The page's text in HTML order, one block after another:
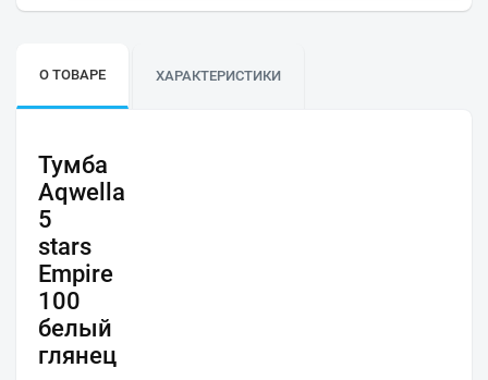
О ТОВАРЕ ХАРАКТЕРИСТИКИ
Тумба
Aqwella
5
stars
Empire
100
белый
глянец